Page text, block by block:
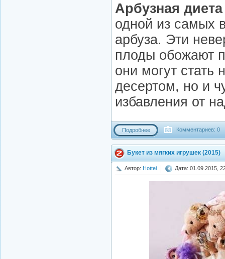
Арбузная диета
одной из самых
арбуза. Эти
плоды обожают
они могут стать
десертом, но и
избавления от
Подробнее Комментариев: 0
Букет из мягких игрушек (2015)
Автор: Hottei Дата: 01.09.2015,